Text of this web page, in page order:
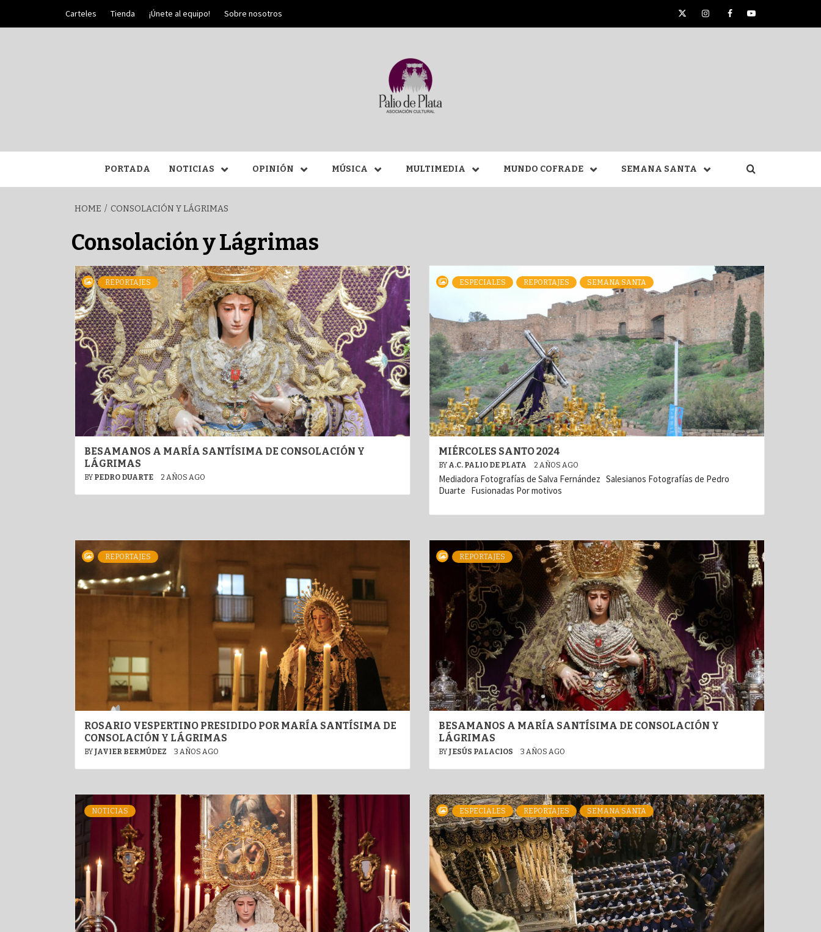
content
Carteles Tienda ¡Únete al equipo! Sobre nosotros TwitterInstagramFacebookYouTube
SEMANA SANTA DE
MÁLAGA
PORTADA NOTICIAS OPINIÓN MÚSICA MULTIMEDIA MUNDO COFRADE SEMANA SANTA
HOME CONSOLACIÓN Y LÁGRIMAS
Consolación y Lágrimas
REPORTAJES
BESAMANOS A MARÍA SANTÍSIMA DE CONSOLACIÓN Y
LÁGRIMAS
BY PEDRO DUARTE 2 AÑOS AGO
ESPECIALES REPORTAJES SEMANA SANTA
MIÉRCOLES SANTO 2024
BY A.C. PALIO DE PLATA 2 AÑOS AGO
Mediadora Fotografías de Salva Fernández Salesianos Fotografías de Pedro
Duarte Fusionadas Por motivos
REPORTAJES
ROSARIO VESPERTINO PRESIDIDO POR MARÍA SANTÍSIMA DE
CONSOLACIÓN Y LÁGRIMAS
BY JAVIER BERMÚDEZ 3 AÑOS AGO
REPORTAJES
BESAMANOS A MARÍA SANTÍSIMA DE CONSOLACIÓN Y
LÁGRIMAS
BY JESÚS PALACIOS 3 AÑOS AGO
NOTICIAS ESPECIALES REPORTAJES SEMANA SANTA